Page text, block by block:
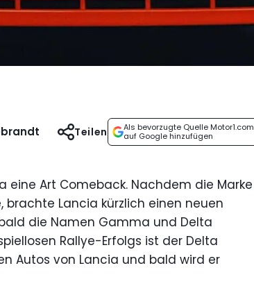
Als bevorzugte Quelle Motor1.com
auf Google hinzufügen
Teilen
Art Comeback. Nachdem die Marke
Lancia kürzlich einen neuen
die Namen Gamma und Delta
Rallye-Erfolgs ist der Delta
Autos von Lancia und bald wird er